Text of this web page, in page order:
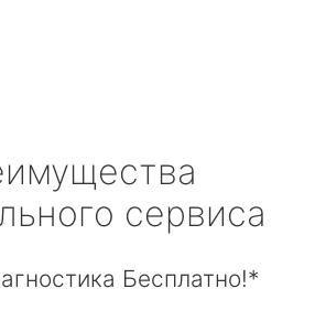
сервиса
Бесплатно!*